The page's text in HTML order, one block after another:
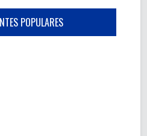
POPULARES